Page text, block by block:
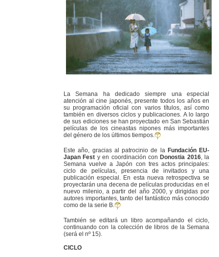
La Semana ha dedicado siempre una especial
atención al cine japonés, presente todos los años en
su programación oficial con varios títulos, así como
también en diversos ciclos y publicaciones. A lo largo
de sus ediciones se han proyectado en San Sebastián
películas de los cineastas nipones más importantes
del género de los últimos tiempos.
Este año, gracias al patrocinio de la Fundación EU-
Japan Fest y en coordinación conDonostia 2016, la
Semana vuelve a Japón con tres actos principales:
ciclo de películas, presencia de invitados y una
publicación especial. En esta nueva retrospectiva se
proyectarán una decena de películas producidas en el
nuevo milenio, a partir del año 2000, y dirigidas por
autores importantes, tanto del fantástico más conocido
como de la serie B.
También se editará un libro acompañando el ciclo,
continuando con la colección de libros de la Semana
(será el nº 15).
CICLO